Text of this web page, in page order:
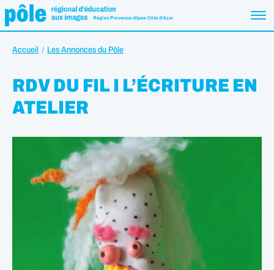
Accueil Les Annonces du Pôle
RDV DU FIL I L’ÉCRITURE EN
ATELIER